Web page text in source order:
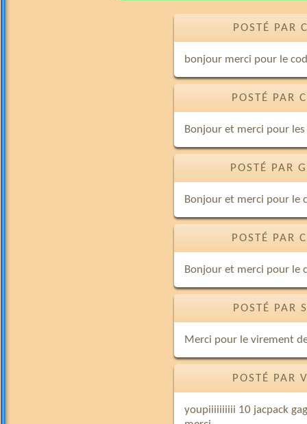
POSTÉ PAR
bonjour merci pour le
POSTÉ PAR
Bonjour et merci pour
POSTÉ PAR
Bonjour et merci pour le
POSTÉ PAR
Bonjour et merci pour le
POSTÉ PAR
Merci pour le virement
POSTÉ PAR
youpiiiiiiiiii 10 jacpack